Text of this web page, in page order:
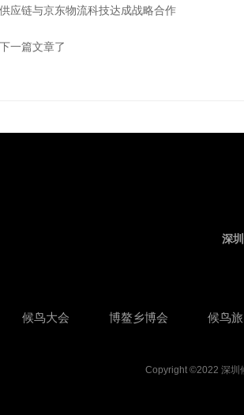
应链与京东物流科技达成战略合作
一篇文章了
深
候鸟大会 博鳌乡博会 候鸟
Copyright ©2022 深圳